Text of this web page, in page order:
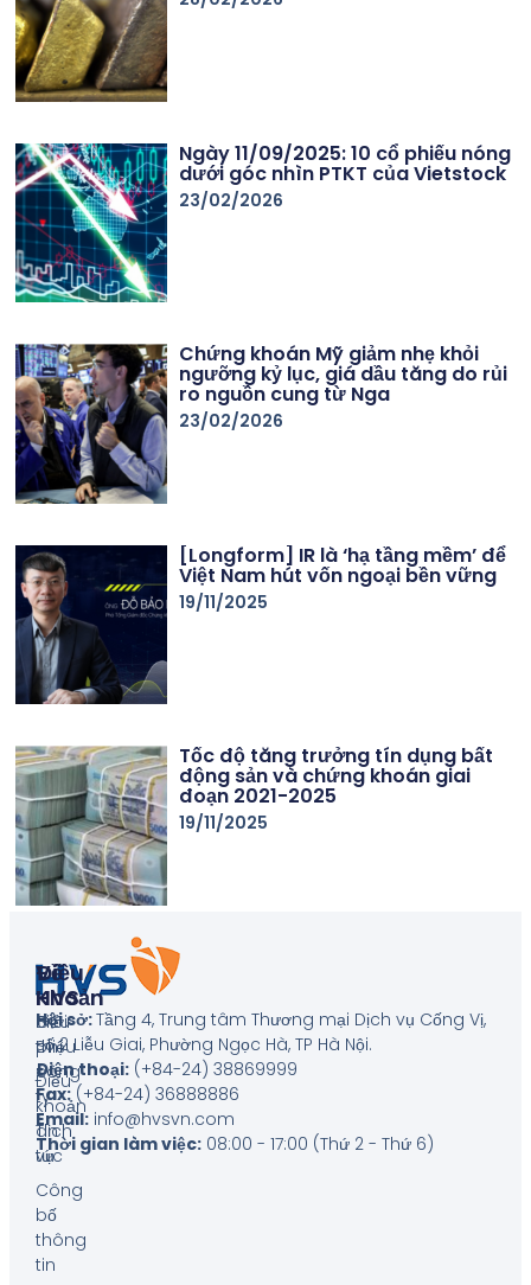
Ngày 11/09/2025: 10 cổ phiếu nóng
dưới góc nhìn PTKT của Vietstock
23/02/2026
Chứng khoán Mỹ giảm nhẹ khỏi
ngưỡng kỷ lục, giá dầu tăng do rủi
ro nguồn cung từ Nga
23/02/2026
[Longform] IR là ‘hạ tầng mềm’ để
Việt Nam hút vốn ngoại bền vững
19/11/2025
Tốc độ tăng trưởng tín dụng bất
động sản và chứng khoán giai
đoạn 2021-2025
19/11/2025
Hội sở:Tầng 4, Trung tâm Thương mại Dịch vụ Cống Vị,
số 2 Liễu Giai, Phường Ngọc Hà, TP Hà Nội.
Điện thoại:(+84-24) 38869999
Fax:(+84-24) 36888886
Email:info@hvsvn.com
Thời gian làm việc:08:00 - 17:00 (Thứ 2 - Thứ 6)
Về
HVS
Giới
thiệu
công
ty
Tin
tức
Công
bố
thông
tin
Điều
Khoản
Biểu
phí
Điều
khoản
dịch
vụ